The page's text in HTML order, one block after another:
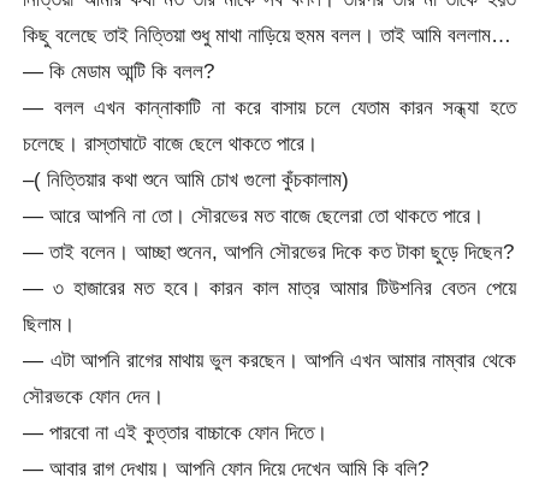
কিছু বলেছে তাই নিত্তিয়া শুধু মাথা নাড়িয়ে হুমম বলল। তাই আমি বললাম…
— কি মেডাম আন্টি কি বলল?
— বলল এখন কান্নাকাটি না করে বাসায় চলে যেতাম কারন সন্ধ্যা হতে
চলেছে। রাস্তাঘাটে বাজে ছেলে থাকতে পারে।
–( নিত্তিয়ার কথা শুনে আমি চোখ গুলো কুঁচকালাম)
— আরে আপনি না তো। সৌরভের মত বাজে ছেলেরা তো থাকতে পারে।
— তাই বলেন। আচ্ছা শুনেন, আপনি সৌরভের দিকে কত টাকা ছুড়ে দিছেন?
— ৩ হাজারের মত হবে। কারন কাল মাত্র আমার টিউশনির বেতন পেয়ে
ছিলাম।
— এটা আপনি রাগের মাথায় ভুল করছেন। আপনি এখন আমার নাম্বার থেকে
সৌরভকে ফোন দেন।
— পারবো না এই কুত্তার বাচ্চাকে ফোন দিতে।
— আবার রাগ দেখায়। আপনি ফোন দিয়ে দেখেন আমি কি বলি?